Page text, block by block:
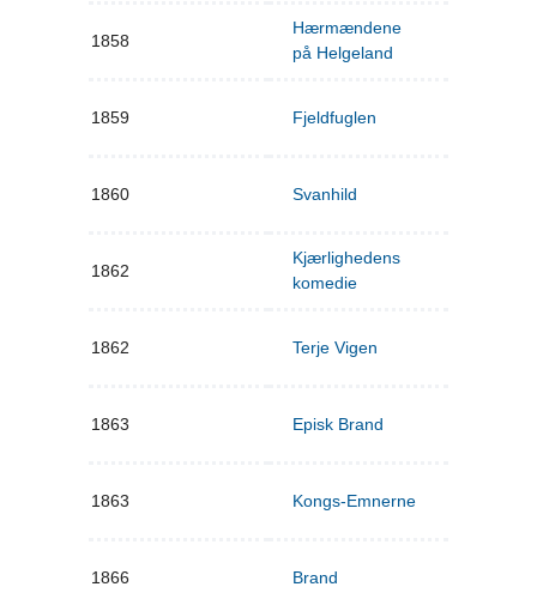
1858
Hærmændene
på Helgeland
1859 Fjeldfuglen
1860 Svanhild
1862
Kjærlighedens
komedie
1862 Terje Vigen
1863 Episk Brand
1863 Kongs-Emnerne
1866 Brand